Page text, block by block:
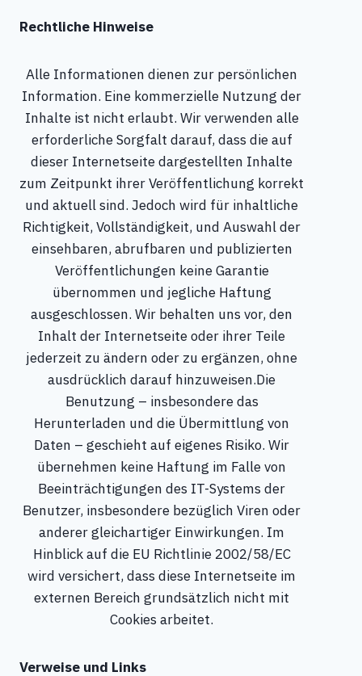
Rechtliche Hinweise
Alle Informationen dienen zur persönlichen
Information. Eine kommerzielle Nutzung der
Inhalte ist nicht erlaubt. Wir verwenden alle
erforderliche Sorgfalt darauf, dass die auf
dieser Internetseite dargestellten Inhalte
zum Zeitpunkt ihrer Veröffentlichung korrekt
und aktuell sind. Jedoch wird für inhaltliche
Richtigkeit, Vollständigkeit, und Auswahl der
einsehbaren, abrufbaren und publizierten
Veröffentlichungen keine Garantie
übernommen und jegliche Haftung
ausgeschlossen. Wir behalten uns vor, den
Inhalt der Internetseite oder ihrer Teile
jederzeit zu ändern oder zu ergänzen, ohne
ausdrücklich darauf hinzuweisen.Die
Benutzung – insbesondere das
Herunterladen und die Übermittlung von
Daten – geschieht auf eigenes Risiko. Wir
übernehmen keine Haftung im Falle von
Beeinträchtigungen des IT-Systems der
Benutzer, insbesondere bezüglich Viren oder
anderer gleichartiger Einwirkungen. Im
Hinblick auf die EU Richtlinie 2002/58/EC
wird versichert, dass diese Internetseite im
externen Bereich grundsätzlich nicht mit
Cookies arbeitet.
Verweise und Links